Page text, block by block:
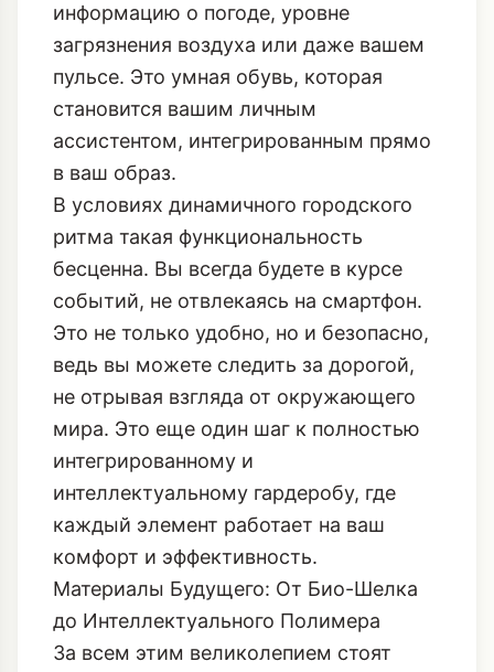
информацию о погоде, уровне
загрязнения воздуха или даже вашем
пульсе. Это умная обувь, которая
становится вашим личным
ассистентом, интегрированным прямо
в ваш образ.
В условиях динамичного городского
ритма такая функциональность
бесценна. Вы всегда будете в курсе
событий, не отвлекаясь на смартфон.
Это не только удобно, но и безопасно,
ведь вы можете следить за дорогой,
не отрывая взгляда от окружающего
мира. Это еще один шаг к полностью
интегрированному и
интеллектуальному гардеробу, где
каждый элемент работает на ваш
комфорт и эффективность.
Материалы Будущего: От Био-Шелка
до Интеллектуального Полимера
За всем этим великолепием стоят